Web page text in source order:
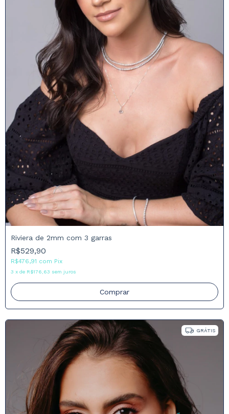
Riviera de 2mm com 3 garras
R$529,90
R$476,91 com Pix
3 x de R$176,63 sem juros
Comprar
GRÁTIS